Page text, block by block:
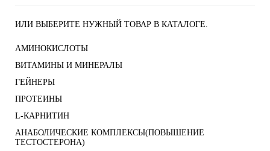
ИЛИ ВЫБЕРИТЕ НУЖНЫЙ ТОВАР В КАТАЛОГЕ.
АМИНОКИСЛОТЫ
ВИТАМИНЫ И МИНЕРАЛЫ
ГЕЙНЕРЫ
ПРОТЕИНЫ
L-КАРНИТИН
АНАБОЛИЧЕСКИЕ КОМПЛЕКСЫ(ПОВЫШЕНИЕ
ТЕСТОСТЕРОНА)